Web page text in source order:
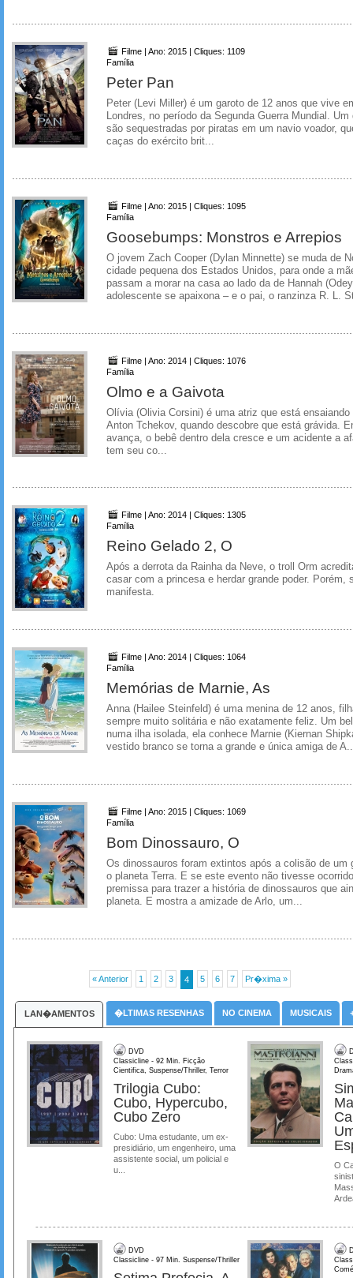
Filme | Ano: 2015 | Cliques: 1109
Família
Peter Pan
Peter (Levi Miller) é um garoto de 12 anos que vive
Londres, no período da Segunda Guerra Mundial.
são sequestradas por piratas em um navio voador,
caças do exército brit...
Filme | Ano: 2015 | Cliques: 1095
Família
Goosebumps: Monstros e Arrepios
O jovem Zach Cooper (Dylan Minnette) se muda de
cidade pequena dos Estados Unidos, para onde a
passam a morar na casa ao lado da de Hannah
adolescente se apaixona – e o pai, o ranzinza R. L.
Filme | Ano: 2014 | Cliques: 1076
Família
Olmo e a Gaivota
Olívia (Olivia Corsini) é uma atriz que está
Anton Tchekov, quando descobre que está grávida.
avança, o bebê dentro dela cresce e um acidente a
tem seu co...
Filme | Ano: 2014 | Cliques: 1305
Família
Reino Gelado 2, O
Após a derrota da Rainha da Neve, o troll Orm
casar com a princesa e herdar grande poder. Porém,
manifesta.
Filme | Ano: 2014 | Cliques: 1064
Família
Memórias de Marnie, As
Anna (Hailee Steinfeld) é uma menina de 12 anos,
sempre muito solitária e não exatamente feliz. Um
numa ilha isolada, ela conhece Marnie (Kiernan
vestido branco se torna a grande e única amiga de
Filme | Ano: 2015 | Cliques: 1069
Família
Bom Dinossauro, O
Os dinossauros foram extintos após a colisão de um
o planeta Terra. E se este evento não tivesse
premissa para trazer a história de dinossauros que
planeta. E mostra a amizade de Arlo, um...
« Anterior 1 2 3 4 5 6 7 Pr�xima »
LAN�AMENTOS �LTIMAS RESENHAS NO CINEMA MUSICAIS
DVD
Classicline - 92 Min. Ficção
Cientifica, Suspense/Thriller, Terror
Trilogia Cubo:
Cubo, Hypercubo,
Cubo Zero
Cubo: Uma estudante, um ex-
presidiário, um engenheiro, uma
assistente social, um policial e
u...
O
DVD
Classicline - 97 Min. Suspense/Thriller